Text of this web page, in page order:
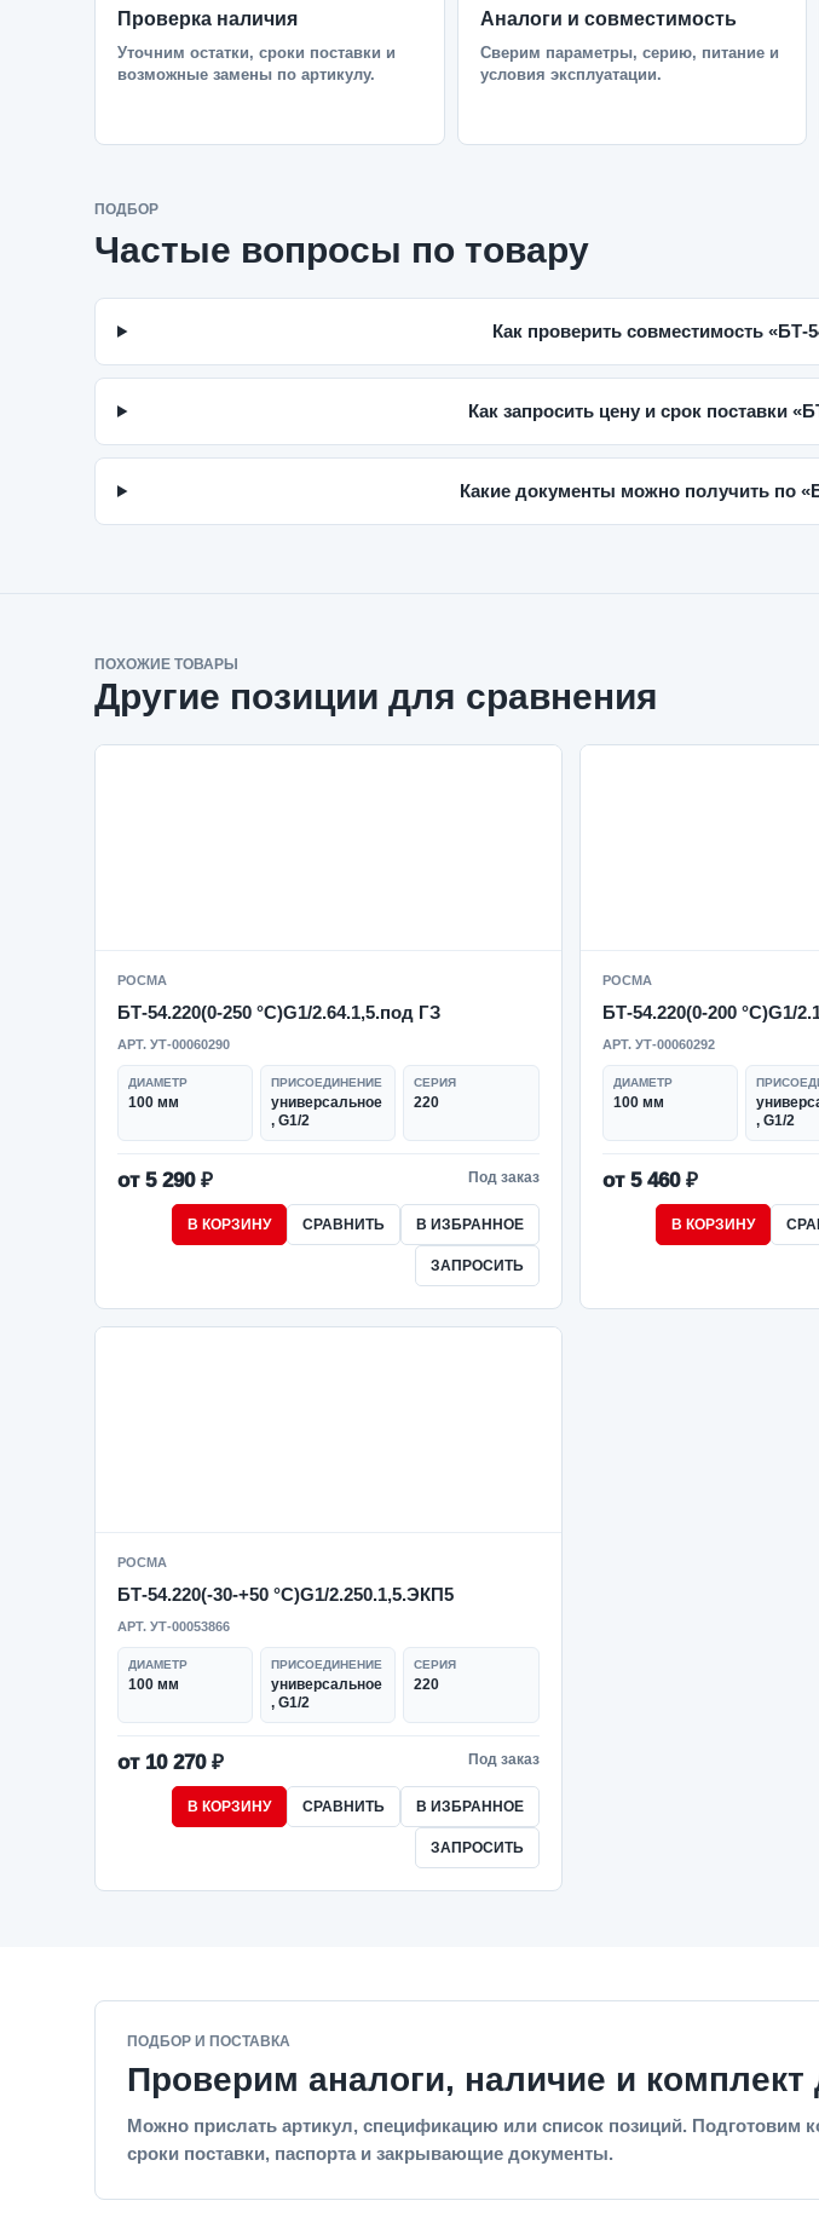
Проверка наличия
Уточним остатки, сроки поставки и
возможные замены по артикулу.
Аналоги и совместимость
Сверим параметры, серию, питание и
условия эксплуатации.
ПОДБОР
Частые вопросы по товару
Как проверить совместимость «БТ-
Как запросить цену и срок поставки
Какие документы можно получить по
ПОХОЖИЕ ТОВАРЫ
Другие позиции для сравнения
РОСМА
БТ-54.220(0-250 °C)G1/2.64.1,5.под ГЗ
АРТ. УТ-00060290
ДИАМЕТР
100 мм
ПРИСОЕДИНЕНИЕ
универсальное
, G1/2
СЕРИЯ
220
от 5 290 ₽ Под заказ
В КОРЗИНУ СРАВНИТЬ В ИЗБРАННОЕ
ЗАПРОСИТЬ
РОСМА
БТ-54.220(0-200 °C)G1/
АРТ. УТ-00060292
ДИАМЕТР
100 мм
, G1/2
от 5 460 ₽
В КОРЗИНУ
РОСМА
БТ-54.220(-30-+50 °C)G1/2.250.1,5.ЭКП5
АРТ. УТ-00053866
ДИАМЕТР
100 мм
ПРИСОЕДИНЕНИЕ
универсальное
, G1/2
СЕРИЯ
220
от 10 270 ₽ Под заказ
В КОРЗИНУ СРАВНИТЬ В ИЗБРАННОЕ
ЗАПРОСИТЬ
ПОДБОР И ПОСТАВКА
Проверим аналоги, наличие и комплект
Можно прислать артикул, спецификацию или список позиций. Подготовим
сроки поставки, паспорта и закрывающие документы.